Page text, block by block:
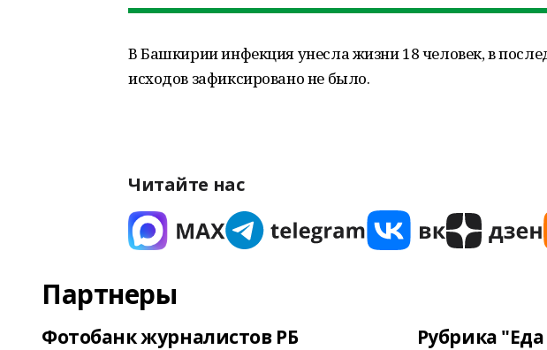
В Башкирии инфекция унесла жизни 18 человек, в
исходов зафиксировано не было.
Читайте нас
Партнеры
Фотобанк журналистов РБ Рубрика